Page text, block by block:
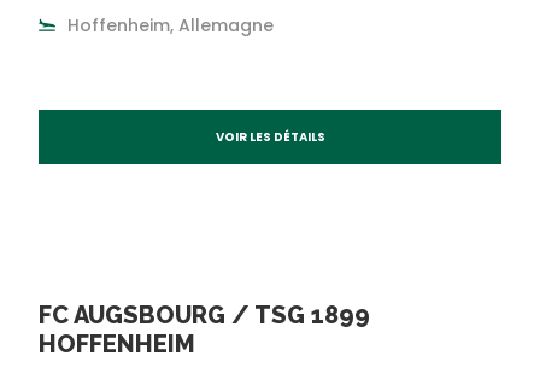
Hoffenheim, Allemagne
VOIR LES DÉTAILS
FC AUGSBOURG / TSG 1899
HOFFENHEIM